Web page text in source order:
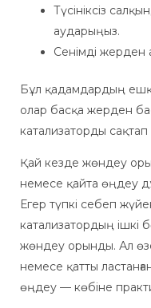
Түсініксіз
аударыңыз.
Сенімді жерден
Бұл қадамдардың
олар басқа жерден
катализаторды сақтап
Қай кезде жөндеу
немесе қайта өңдеу
Егер түпкі себеп
катализатордың ішкі
жөндеу орынды. Ал
немесе қатты
өңдеу — көбіне